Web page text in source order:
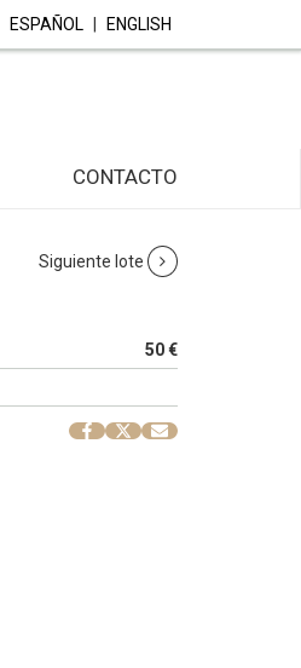
ESPAÑOL ENGLISH
CONTACTO
Siguiente lote
50 €